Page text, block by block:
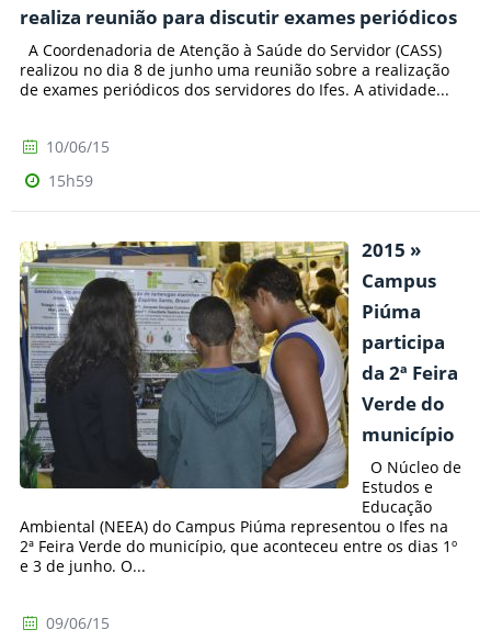
realiza reunião para discutir exames periódicos
A Coordenadoria de Atenção à Saúde do Servidor (CASS)
realizou no dia 8 de junho uma reunião sobre a realização
de exames periódicos dos servidores do Ifes. A atividade...
10/06/15
15h59
2015 »
Campus
Piúma
participa
da 2ª Feira
Verde do
município
O Núcleo de
Estudos e
Educação
Ambiental (NEEA) do Campus Piúma representou o Ifes na
2ª Feira Verde do município, que aconteceu entre os dias 1º
e 3 de junho. O...
09/06/15